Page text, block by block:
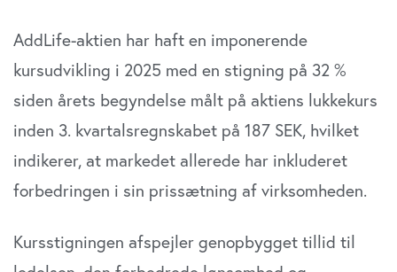
AddLife-aktien har haft en imponerende
kursudvikling i 2025 med en stigning på 32 %
siden årets begyndelse målt på aktiens lukkekurs
inden 3. kvartalsregnskabet på 187 SEK, hvilket
indikerer, at markedet allerede har inkluderet
forbedringen i sin prissætning af virksomheden.
Kursstigningen afspejler genopbygget tillid til